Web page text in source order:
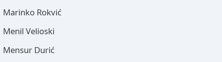
Marinko Rokvić
Menil Velioski
Mensur Durić